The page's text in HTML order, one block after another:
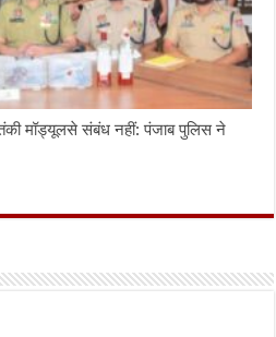
मॉड्यूलसे संबंध नहीं: पंजाब पुलिस ने